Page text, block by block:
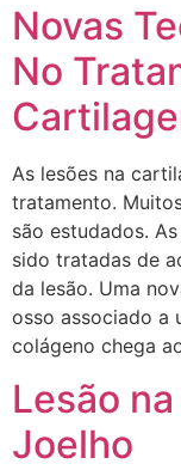
Novas
No
As lesões na
tratamento.
são estudados.
sido tratadas de
da lesão. Uma
osso associado a
colágeno chega
Lesão
Joelho